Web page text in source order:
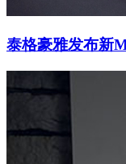
泰格豪雅发布新